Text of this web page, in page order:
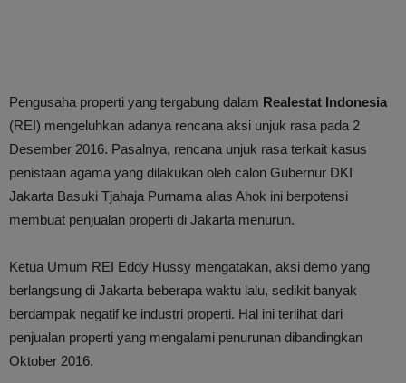
Pengusaha properti yang tergabung dalam Realestat Indonesia
(REI) mengeluhkan adanya rencana aksi unjuk rasa pada 2
Desember 2016. Pasalnya, rencana unjuk rasa terkait kasus
penistaan agama yang dilakukan oleh calon Gubernur DKI
Jakarta Basuki Tjahaja Purnama alias Ahok ini berpotensi
membuat penjualan properti di Jakarta menurun.
Ketua Umum REI Eddy Hussy mengatakan, ‎aksi demo yang
berlangsung di Jakarta beberapa waktu lalu, sedikit banyak
berdampak negatif ke industri properti. Hal ini terlihat dari
penjualan properti yang mengalami penurunan dibandingkan
Oktober 2016.